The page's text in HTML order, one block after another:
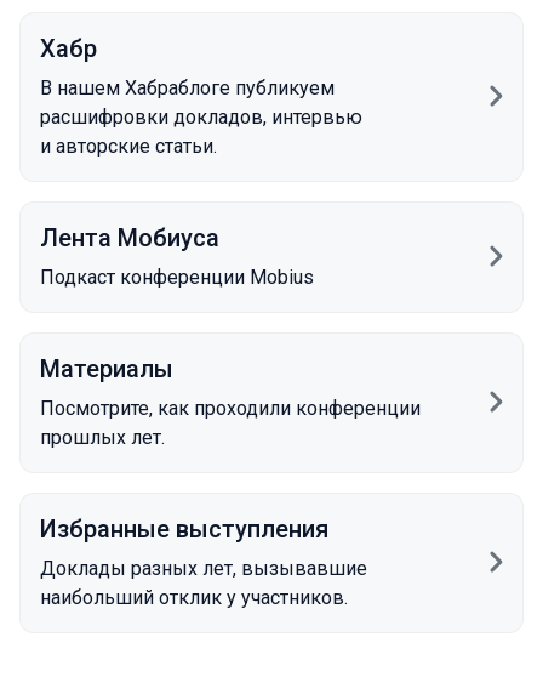
Хабр
В нашем Хабраблоге публикуем
расшифровки докладов, интервью
и авторские статьи.
Лента Мобиуса
Подкаст конференции Mobius
Материалы
Посмотрите, как проходили конференции
прошлых лет.
Избранные выступления
Доклады разных лет, вызывавшие
наибольший отклик у участников.